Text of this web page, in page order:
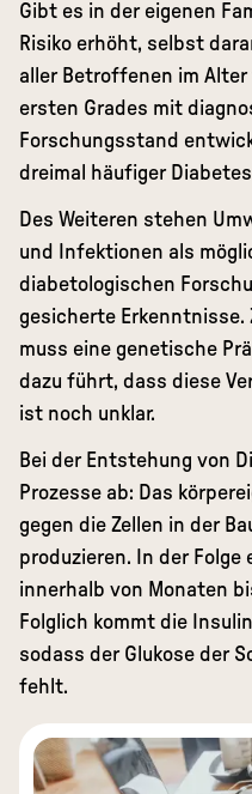
Gibt es in der eigenen
Risiko erhöht, selbst
aller Betroffenen im
ersten Grades mit
Forschungsstand
dreimal häufiger
Des Weiteren stehen
und Infektionen als
diabetologischen
gesicherte Erkenntnisse.
muss eine genetische
dazu führt, dass diese
ist noch unklar.
Bei der Entstehung von
Prozesse ab: Das
gegen die Zellen in der
produzieren. In der
innerhalb von Monaten
Folglich kommt die
sodass der Glukose der
fehlt.